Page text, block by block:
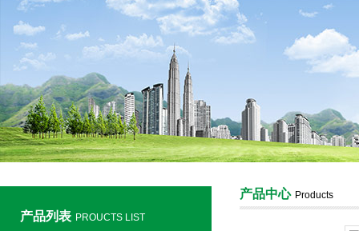
产品列表 PROUCTS LIST
产品中心 Products